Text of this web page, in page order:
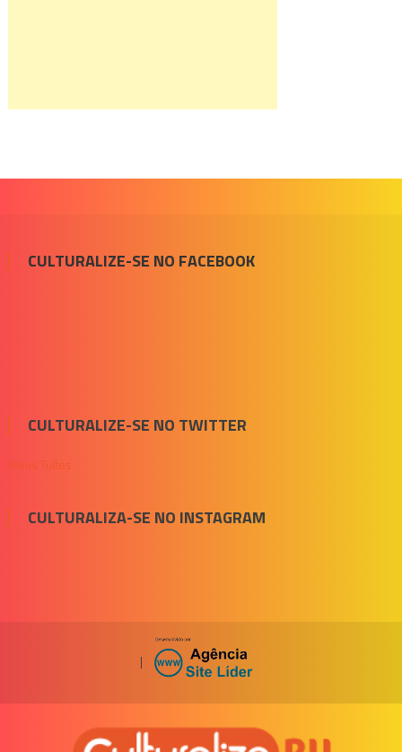
CULTURALIZE-SE NO FACEBOOK
CULTURALIZE-SE NO TWITTER
Meus Tuítes
CULTURALIZA-SE NO INSTAGRAM
|